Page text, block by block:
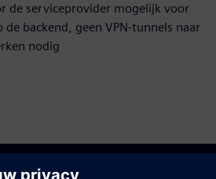
de serviceprovider mogelijk voor
de backend, geen VPN-tunnels naar
nodig